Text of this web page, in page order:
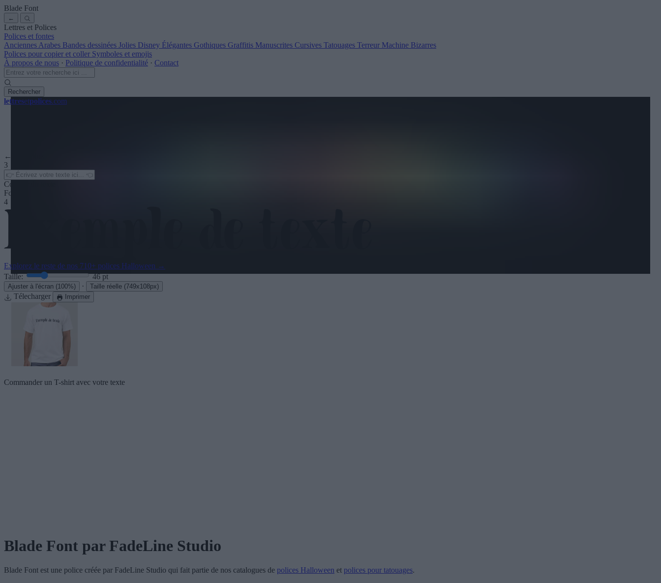
Blade Font
←
Lettres et Polices
Polices et fontes
Anciennes Arabes Bandes dessinées Jolies Disney Élégantes Gothiques Graffitis Manuscrites Cursives Tatouages Terreur Machine Bizarres
Polices pour copier et coller Symboles et emojis
À propos de nous · Politique de confidentialité · Contact
Rechercher
lettresetpolices.com
← Voir plus
3
Couleur du texte
Fond
4
Explorez le reste de nos 710+ polices Halloween →
Taille:
46 pt
Ajuster à l'écran (100%) · Taille réelle (749x108px)
Télecharger Imprimer
Commander un T-shirt avec votre texte
Blade Font par FadeLine Studio
Blade Font est une police créée par FadeLine Studio qui fait partie de nos catalogues de polices Halloween et polices pour tatouages.